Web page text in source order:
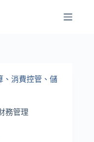
、消費控管、儲
務管理